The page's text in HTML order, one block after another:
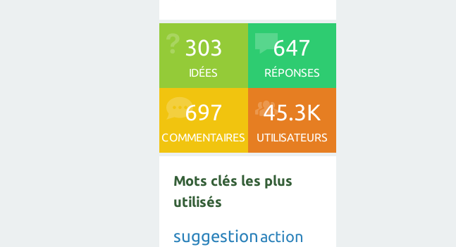
303
IDÉES
647
RÉPONSES
697
COMMENTAIRES
45.3K
UTILISATEURS
Mots clés les plus
utilisés
suggestion action